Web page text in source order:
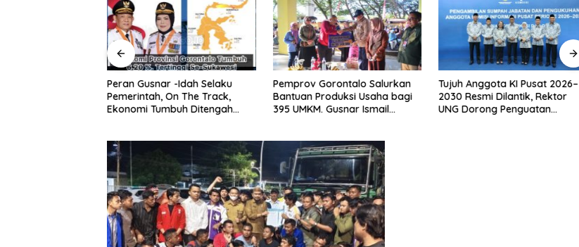
Peran Gusnar -Idah Selaku
Pemerintah, On The Track,
Ekonomi Tumbuh Ditengah
Pemprov Gorontalo Salurkan
Bantuan Produksi Usaha bagi
395 UMKM. Gusnar Ismail
Konsumsi
Tujuh Anggota KI Pusat 2026–
2030 Resmi Dilantik, Rektor
UNG Dorong Penguatan